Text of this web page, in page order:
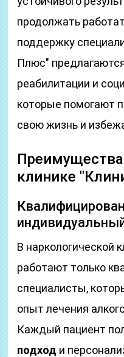
продолжать
поддержку
Плюс"
реабилитации и
которые помогают
свою жизнь и
клинике
В наркологической
работают только
специалисты,
опыт лечения
Каждый пациент
подход и